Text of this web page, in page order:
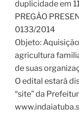
duplicidade em
PREGÃO
0133/2014
Objeto:
agricultura
de suas
O edital estará
“site” da